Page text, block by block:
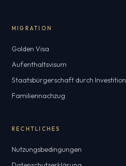
MIGRATION
Golden Visa
Aufenthaltsvisum
Staatsbürgerschaft durch Investition
Familiennachzug
RECHTLICHES
Nutzungsbedingungen